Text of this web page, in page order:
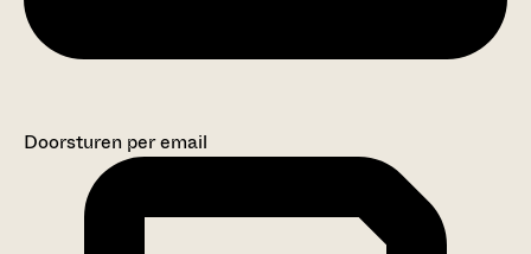
Doorsturen per email